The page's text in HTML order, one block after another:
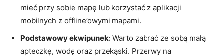
mieć przy sobie mapę lub korzystać z aplikacji
mobilnych z offline’owymi mapami.
Podstawowy ekwipunek: Warto zabrać ze sobą małą
apteczkę, wodę oraz przekąski. Przerwy na